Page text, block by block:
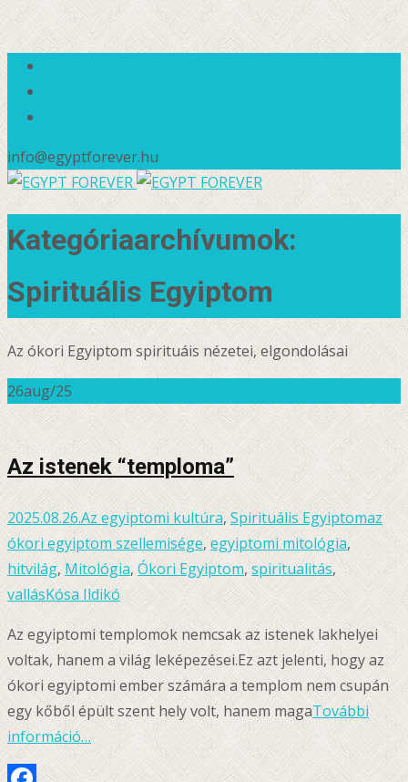
info@egyptforever.hu
Kategóriaarchívumok:
Spirituális Egyiptom
Az ókori Egyiptom spirituáis nézetei, elgondolásai
26aug/25
Az istenek “temploma”
2025.08.26.Az egyiptomi kultúra,Spirituális Egyiptomaz
ókori egyiptom szellemisége, egyiptomi mitológia,
hitvilág,Mitológia, Ókori Egyiptom,spiritualitás,
vallásKósa Ildikó
Az egyiptomi templomok nemcsak az istenek lakhelyei
voltak, hanem a világ leképezései.Ez azt jelenti, hogy az
ókori egyiptomi ember számára a templom nem csupán
egy kőből épült szent hely volt, hanem magaTovábbi
információ…